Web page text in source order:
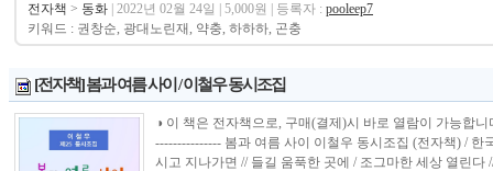
전자책 > 동화 | 2022년 02월 24일 | 5,000원 | 등록자 : pooleep7
키워드 : 권창순, 광대노린재, 약충, 하하하, 곤충
[전자책] 봄과 여름 사이 / 이철우 동시조집
◑ 이 책은 전자책으로, 구매(결제)시 바로 열람이 가능합
--------------- 봄과 여름 사이 이철우 동시조집 (전자책) / 한
시고 지나가면 // 들길 움푹한 곳에 / 조그마한 세상 열린다